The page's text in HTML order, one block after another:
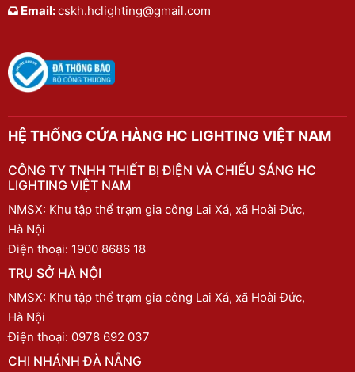
Email:cskh.hclighting@gmail.com
HỆ THỐNG CỬA HÀNG HC LIGHTING VIỆT NAM
CÔNG TY TNHH THIẾT BỊ ĐIỆN VÀ CHIẾU SÁNG HC
LIGHTING VIỆT NAM
NMSX: Khu tập thể trạm gia công Lai Xá, xã Hoài Đức,
Hà Nội
Điện thoại: 1900 8686 18
TRỤ SỞ HÀ NỘI
NMSX: Khu tập thể trạm gia công Lai Xá, xã Hoài Đức,
Hà Nội
Điện thoại: 0978 692 037
CHI NHÁNH ĐÀ NẴNG